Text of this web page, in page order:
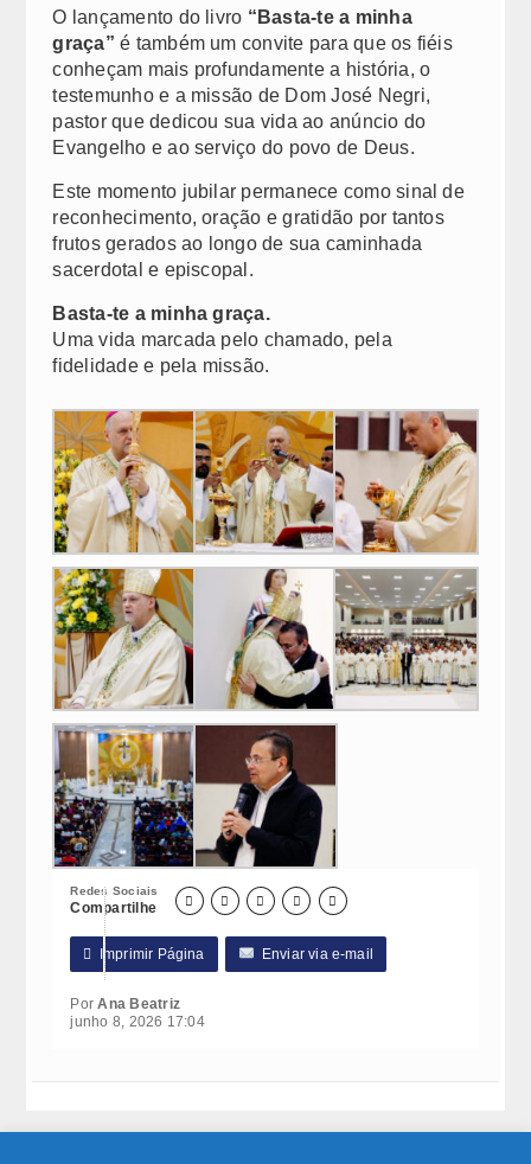
Vocacional
Congregações Femininas
Congregações Masculinas
Novas Comunidades
Fale Conosco
O lançamento do livro “Basta-te a minha
graça” é também um convite para que os fiéis
conheçam mais profundamente a história, o
testemunho e a missão de Dom José Negri,
pastor que dedicou sua vida ao anúncio do
Evangelho e ao serviço do povo de Deus.
Este momento jubilar permanece como sinal de
reconhecimento, oração e gratidão por tantos
frutos gerados ao longo de sua caminhada
sacerdotal e episcopal.
Basta-te a minha graça.
Uma vida marcada pelo chamado, pela
fidelidade e pela missão.
Redes Sociais
Compartilhe     
 Imprimir Página Enviar via e-mail
PorAna Beatriz
junho 8, 2026 17:04